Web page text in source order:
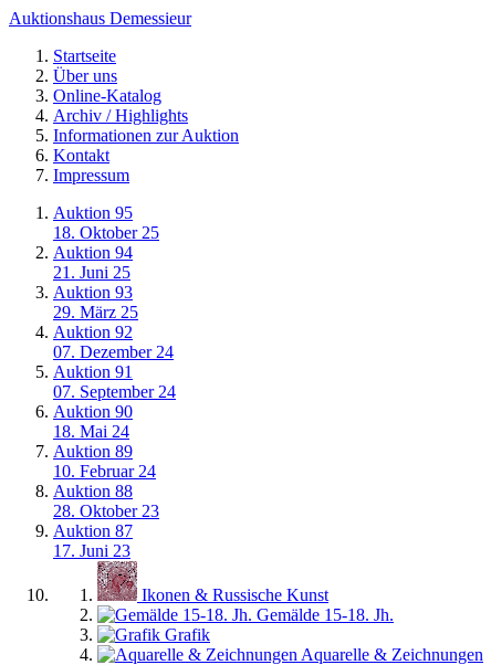
Auktionshaus Demessieur
Startseite
Über uns
Online-Katalog
Archiv / Highlights
Informationen zur Auktion
Kontakt
Impressum
Auktion 95
18. Oktober 25
Auktion 94
21. Juni 25
Auktion 93
29. März 25
Auktion 92
07. Dezember 24
Auktion 91
07. September 24
Auktion 90
18. Mai 24
Auktion 89
10. Februar 24
Auktion 88
28. Oktober 23
Auktion 87
17. Juni 23
Ikonen & Russische Kunst
Gemälde 15-18. Jh.
Grafik
Aquarelle & Zeichnungen